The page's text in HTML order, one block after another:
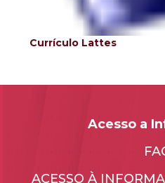
Currículo Lattes
Acesso a
ACESSO À